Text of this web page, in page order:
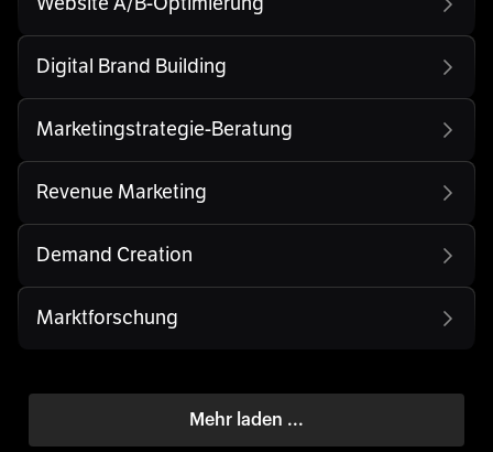
Digital Brand Building
Marketingstrategie-Beratung
Revenue Marketing
Demand Creation
Marktforschung
Mehr laden ...